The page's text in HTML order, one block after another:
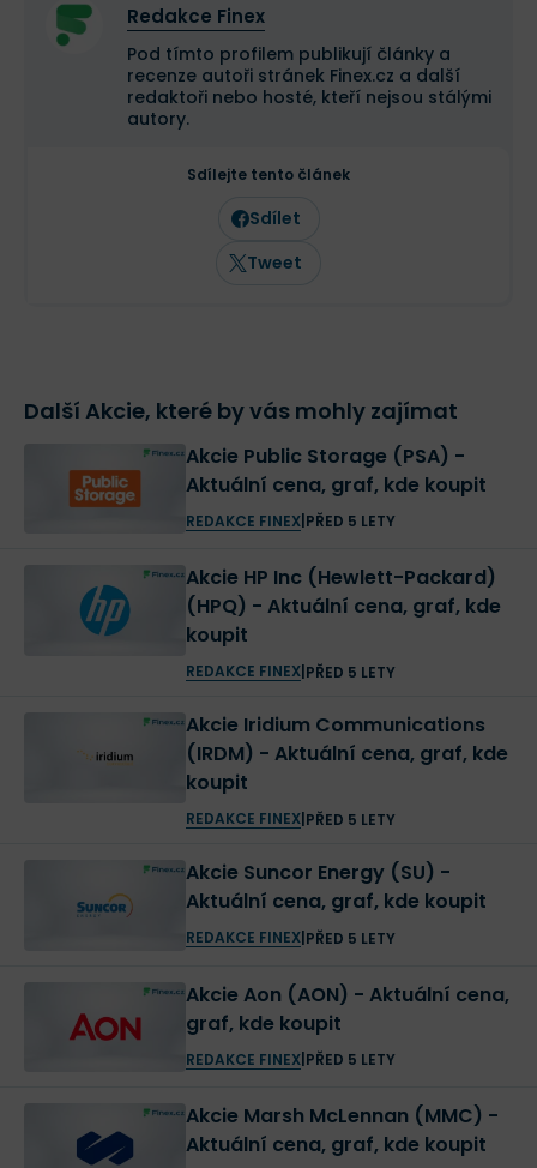
Redakce Finex
Pod tímto profilem publikují články a
recenze autoři stránek Finex.cz a další
redaktoři nebo hosté, kteří nejsou stálými
autory.
Sdílejte tento článek
Sdílet
Tweet
Další Akcie, které by vás mohly zajímat
Akcie Public Storage (PSA) -
Aktuální cena, graf, kde koupit
REDAKCE FINEX| PŘED 5 LETY
Akcie HP Inc (Hewlett-Packard)
(HPQ) - Aktuální cena, graf, kde
koupit
REDAKCE FINEX| PŘED 5 LETY
Akcie Iridium Communications
(IRDM) - Aktuální cena, graf, kde
koupit
REDAKCE FINEX| PŘED 5 LETY
Akcie Suncor Energy (SU) -
Aktuální cena, graf, kde koupit
REDAKCE FINEX| PŘED 5 LETY
Akcie Aon (AON) - Aktuální cena,
graf, kde koupit
REDAKCE FINEX| PŘED 5 LETY
Akcie Marsh McLennan (MMC) -
Aktuální cena, graf, kde koupit